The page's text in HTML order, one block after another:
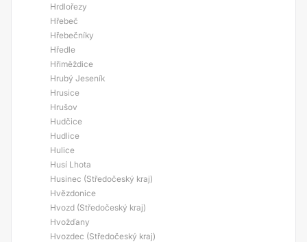
Hrdlořezy
Hřebeč
Hřebečníky
Hředle
Hřiměždice
Hrubý Jeseník
Hrusice
Hrušov
Hudčice
Hudlice
Hulice
Husí Lhota
Husinec (Středočeský kraj)
Hvězdonice
Hvozd (Středočeský kraj)
Hvožďany
Hvozdec (Středočeský kraj)